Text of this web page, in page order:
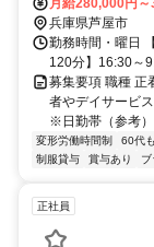
りバス5～20分 阪急バス「前山公園」バス停降車 徒歩5分 / 阪急バス
「甲南高校前」
自転車通勤OK
月給280,000円～
兵庫県芦屋市
勤務時間・曜日
120分】16:30～
募集要項 職種 正
者やデイサービ
※日勤帯（参考
変形労働時間制 60代
制服貸与
賞与あり
正社員